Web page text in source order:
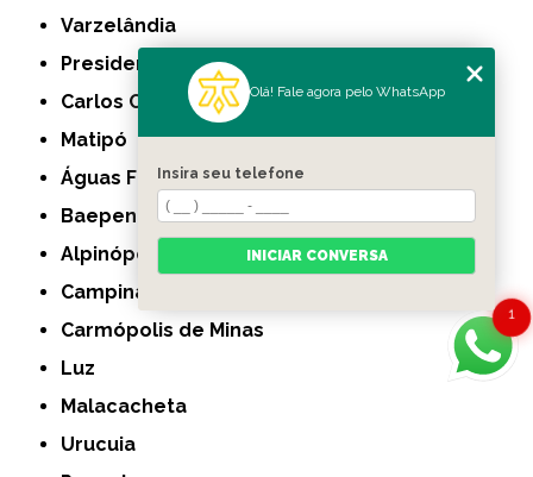
Varzelândia
Presidente Olegário
Carlos Chagas
Matipó
Águas Formosas
Baependi
Alpinópolis
Campina Verde
Carmópolis de Minas
Luz
Malacacheta
Urucuia
1
Olá! Fale agora pelo WhatsApp
Insira seu telefone
INICIAR CONVERSA